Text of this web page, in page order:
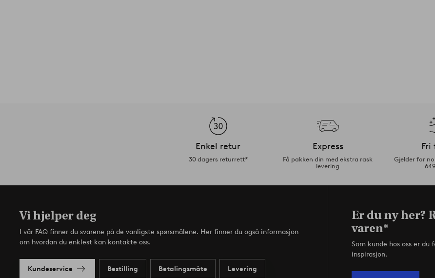
Enkel retur
30 dagers returrett*
Express
Få pakken din med ekstra rask
levering
Fri
Gjelder for
Vi hjelper deg
I vår FAQ finner du svarene på de vanligste spørsmålene. Her finner du også informasjon
om hvordan du enklest kan kontakte oss.
Kundeservice Bestilling Betalingsmåte Levering
Er du ny her?
varen*
Som kunde hos oss er
inspirasjon.